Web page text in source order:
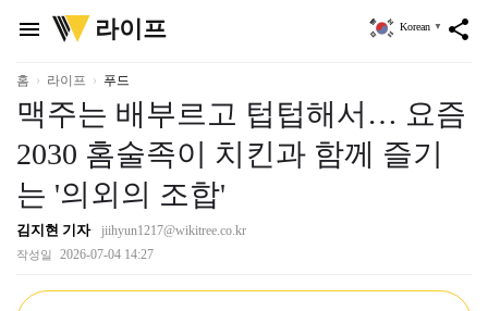
menu
위
키
리
라이프 share
Korean ▼
홈 라이프 푸드
맥주는 배부르고 텁텁해서… 요즘
2030 홈술족이 치킨과 함께 즐기
는 '의외의 조합'
김지현 기자 jiihyun1217@wikitree.co.kr
작성일 2026-07-04 14:27